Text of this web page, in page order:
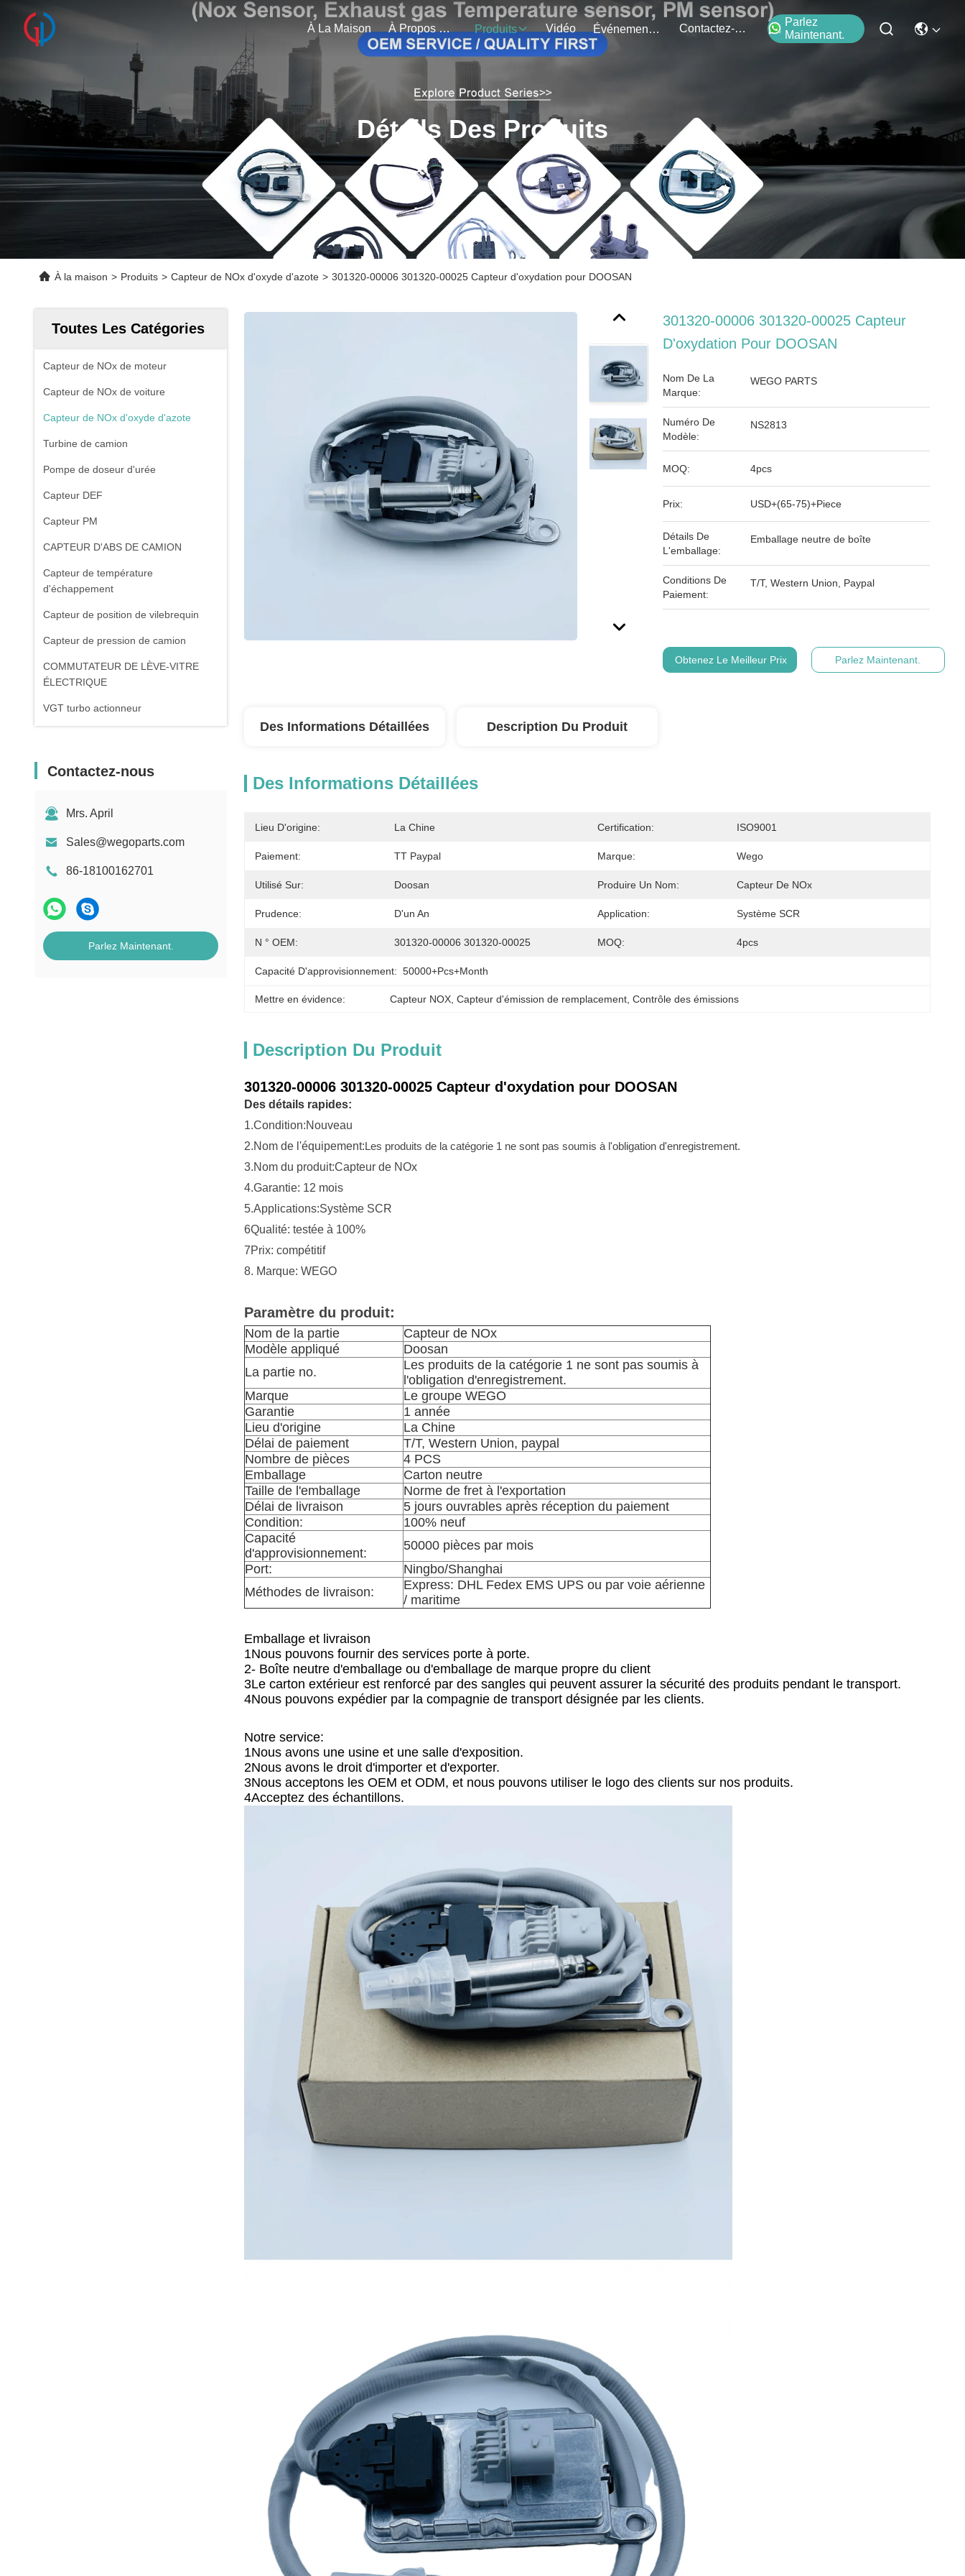
À La Maison À Propos De Nous Produits Vidéo Événements Contactez-Nous
Parlez
Maintenant.
Détails Des Produits
À la maison > Produits > Capteur de NOx d'oxyde d'azote > 301320-00006 301320-00025 Capteur d'oxydation pour DOOSAN
Toutes Les Catégories
Capteur de NOx de moteur
Capteur de NOx de voiture
Capteur de NOx d'oxyde d'azote
Turbine de camion
Pompe de doseur d'urée
Capteur DEF
Capteur PM
CAPTEUR D'ABS DE CAMION
Capteur de température
d'échappement
Capteur de position de vilebrequin
Capteur de pression de camion
COMMUTATEUR DE LÈVE-VITRE
ÉLECTRIQUE
VGT turbo actionneur
Contactez-nous
Mrs. April
Sales@wegoparts.com
86-18100162701
Parlez Maintenant.
301320-00006 301320-00025 Capteur
D'oxydation Pour DOOSAN
Nom De La
Marque:
WEGO PARTS
Numéro De
Modèle:
NS2813
MOQ: 4pcs
Prix: USD+(65-75)+Piece
Détails De
L'emballage:
Emballage neutre de boîte
Conditions De
Paiement:
T/T, Western Union, Paypal
Obtenez Le Meilleur Prix Parlez Maintenant.
Des Informations Détaillées Description Du Produit
Des Informations Détaillées
Lieu D'origine: La Chine Certification: ISO9001
Paiement: TT Paypal Marque: Wego
Utilisé Sur: Doosan Produire Un Nom: Capteur De NOx
Prudence: D'un An Application: Système SCR
N ° OEM: 301320-00006 301320-00025 MOQ: 4pcs
Capacité D'approvisionnement: 50000+Pcs+Month
Mettre en évidence: Capteur NOX , Capteur d'émission de remplacement , Contrôle des émissions
Description Du Produit
301320-00006 301320-00025 Capteur d'oxydation pour DOOSAN
Des détails rapides:
1.Condition:Nouveau
2.Nom de l'équipement:Les produits de la catégorie 1 ne sont pas soumis à l'obligation d'enregistrement.
3.Nom du produit:Capteur de NOx
4.Garantie: 12 mois
5.Applications:Système SCR
6Qualité: testée à 100%
7Prix: compétitif
8. Marque: WEGO
Paramètre du produit:
Nom de la partie
Capteur de NOx
Modèle appliqué
Doosan
La partie no.
Les produits de la catégorie 1 ne sont pas soumis à
l'obligation d'enregistrement.
Marque
Le groupe WEGO
Garantie
1 année
Lieu d'origine
La Chine
Délai de paiement
T/T, Western Union, paypal
Nombre de pièces
4 PCS
Emballage
Carton neutre
Taille de l'emballage
Norme de fret à l'exportation
Délai de livraison
5 jours ouvrables après réception du paiement
Condition:
100% neuf
Capacité
d'approvisionnement:
50000 pièces par mois
Port:
Ningbo/Shanghai
Méthodes de livraison:
Express: DHL Fedex EMS UPS ou par voie aérienne
/ maritime
Emballage et livraison
1Nous pouvons fournir des services porte à porte.
2- Boîte neutre d'emballage ou d'emballage de marque propre du client
3Le carton extérieur est renforcé par des sangles qui peuvent assurer la sécurité des produits pendant le transport.
4Nous pouvons expédier par la compagnie de transport désignée par les clients.
Notre service:
1Nous avons une usine et une salle d'exposition.
2Nous avons le droit d'importer et d'exporter.
3Nous acceptons les OEM et ODM, et nous pouvons utiliser le logo des clients sur nos produits.
4Acceptez des échantillons.